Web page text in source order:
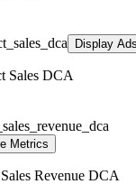
Display
Sales DCA
Metrics
Revenue DCA